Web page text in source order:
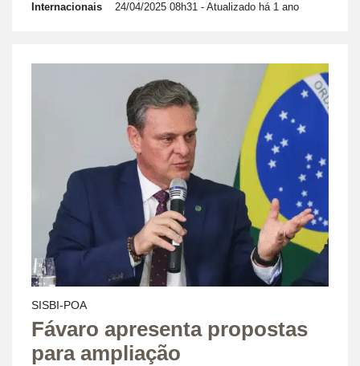
Internacionais 24/04/2025 08h31 - Atualizado há 1 ano
SISBI-POA
Fávaro apresenta propostas
para ampliação